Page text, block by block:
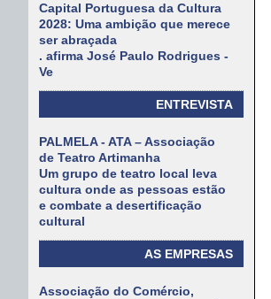
Capital Portuguesa da Cultura
2028: Uma ambição que merece
ser abraçada
. afirma José Paulo Rodrigues -
Ve
ENTREVISTA
PALMELA - ATA – Associação
de Teatro Artimanha
Um grupo de teatro local leva
cultura onde as pessoas estão
e combate a desertificação
cultural
AS EMPRESAS
Associação do Comércio,